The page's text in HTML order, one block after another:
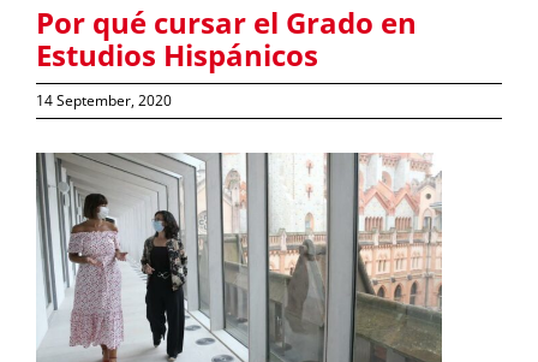
Por qué cursar el Grado en
Estudios Hispánicos
14 September, 2020
View
Larger
Image